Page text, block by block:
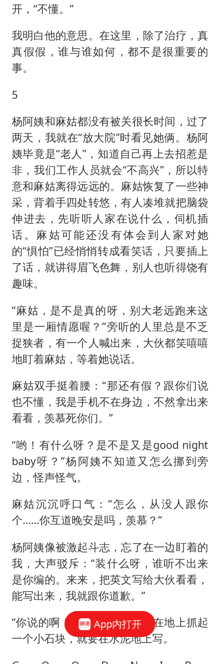
开，“不懂。”
我明白他的意思。在这里，除了治疗，真
真假假，谁与谁如何，都不是很重要的
事。
5
杨阿姨和麻姑都没有被关很长时间，过了
两天，我就在“放大院”时看见她俩。杨阿
姨毕竟是“老人”，知道自己再上去招惹是
非，我们工作人员就会“不高兴”，所以特
意和麻姑离得远远的。麻姑恢复了一些神
采，背着手四处转悠，有人凑堆就把脑袋
伸进去，先听听人家在说什么，伺机插
话。麻姑可能还没有体会到人家对她
的“惧怕”已经悄悄转成看笑话，只要插上
了话，就讲得眉飞色舞，别人也听得饶有
趣味。
“麻姑，是不是真的呀，别大老远跑来这
里是一厢情愿喔？”旁听的人里总是不乏
捉狭者，有一个人喊出来，大伙都笑嘻嘻
地盯着麻姑，等着她说话。
麻姑双手挺着腰：“那还有假？跟你们说
也不懂，我是手机不在身边，不然拿出来
看看，羡慕死你们。”
“哟！有什么呀？是不是又是good night
baby呀？”杨阿姨不知道又怎么挪到旁
边，怪声怪气。
麻姑沉沉呼口气：“怎么，从没人跟你
个……你互道晚安是吗，羡慕？”
杨阿姨像被激起斗志，忘了在一边盯着的
我，大声驳斥：“装什么呀，谁听不出来
是你编的。来来，把英文写给大伙看看，
能写出来，我就跟你道歉。”
“你说的啊！”麻姑毫不示弱，在地上抓起
一个小石块，就要在水泥地上写。
App内打开